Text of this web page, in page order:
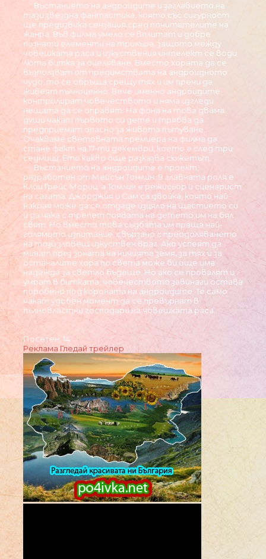
Въстанието на андроидите и заглавието на
тази звездна фантастика, която със сигурност
ще предизвика сензация сред почитателите на
жанра. Във филма умело се вплитат и добре
познати елементи на трилъра, защото между
човешката раса и изкуствения интелект се води
люта битка за оцеляване. Вместо хората да се
възползват от предимствата на андроидното
чудо, то се обръща срещу тях и им пречи да
живеят пълноценно. Вече именно андроидите
контролират човечеството и няма изгледи
нещата да се оправят. На фона на това двама
души чакат първото си дете и трябва да
предприемат опасно за живота пътуване..
Очакваме световната премиера на филма да
стане факт на 17-ти декември, което е след три
седмици. Ето какво още разказва сюжетът.
Въстанието на андроидите е проект,
разработен от Мейсън Томлин. В главната роля е
Клои Грейс Мориц, а Томлин е режисьор и сценарист
на сагата. Джорджия и Сам са двойка, която най-
накрая може да се отдаде изцяло на щастието си
и да чака с трепет появата на детето им на бял
свят. Но вместо това съдбата им праща най-
голямото изпитание, свързано с преодоляването
на този зловещ изкуствен враг. Ако успеят да
минат през зоната на ничията земя, за тях и за
останалите хора по света може би още има
надежда за светло бъдеще. Но ако се провалят и
умрат в битката, човечеството завинаги остава
поробено под короната на андроидите. Те само
чакат удобен момент да се превърнат в
пълновластни господари на човешката раса..
Посетен: 14
Реклама Гледай трейлер